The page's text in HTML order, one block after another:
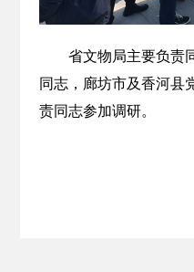
省文物局主要负责
同志，廊坊市及香河县
责同志参加调研。